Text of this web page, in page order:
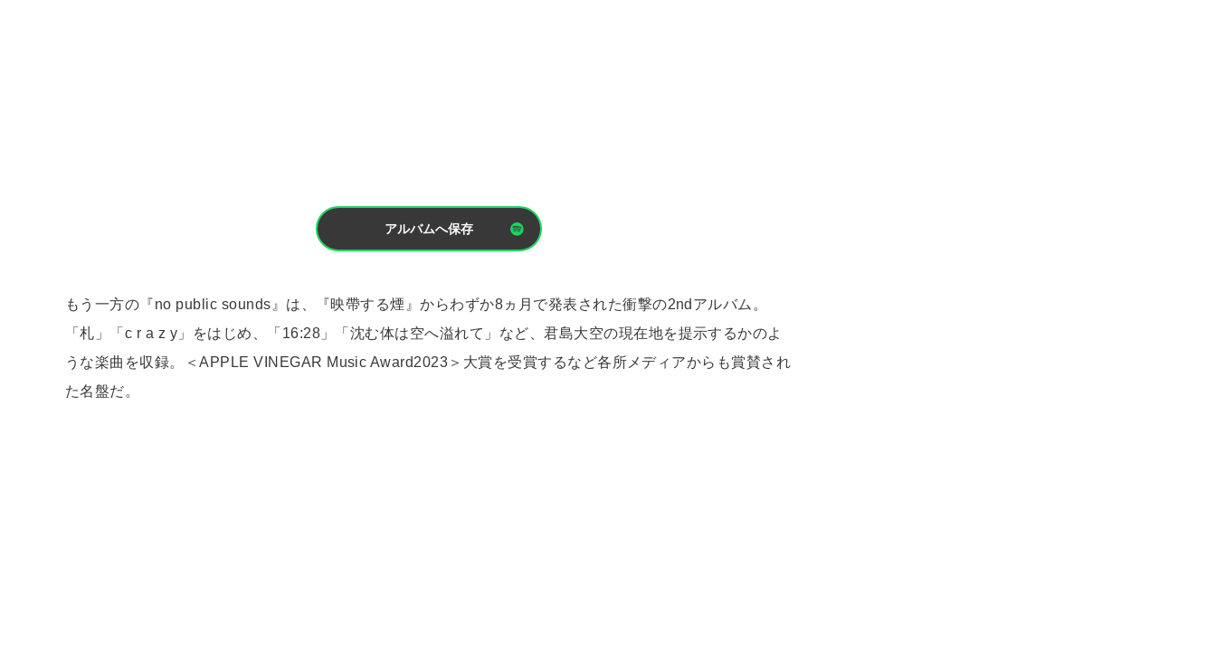
アルバムへ保存
もう一方の『no public sounds』は、『映帶する煙』からわずか8ヵ月で発表された衝撃の2ndアルバム。
「札」「c r a z y」をはじめ、「16:28」「沈む体は空へ溢れて」など、君島大空の現在地を提示するかのよ
うな楽曲を収録。＜APPLE VINEGAR Music Award2023＞大賞を受賞するなど各所メディアからも賞賛され
た名盤だ。